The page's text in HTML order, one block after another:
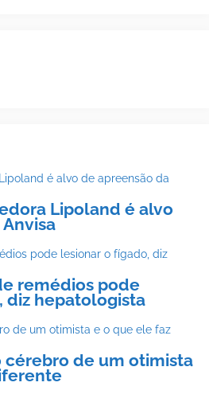
Lipoland é alvo
remédios pode
diz hepatologista
cérebro de um otimista